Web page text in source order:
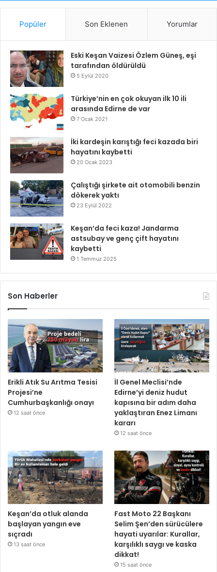
Popüler Son Eklenen Yorumlar
Eski Keşan Vaizesi Özlem Güneş, eşi
tarafından öldürüldü
5 Eylül 2020
Türkiye’nin en çok okuyan ilk 10 ili
arasında Edirne de var
7 Ocak 2021
İki kardeşin karıştığı feci kazada biri
hayatını kaybetti
20 Ocak 2023
Çalıştığı şirkete ait otomobili benzin
dökerek yaktı
23 Eylül 2022
Keşan’da feci kaza! Jandarma
astsubay ve genç çift hayatını
kaybetti
1 Temmuz 2025
Son Haberler
Erikli Atık Su Arıtma Tesisi
Projesi’ne
Cumhurbaşkanlığı onayı
12 saat önce
İl Genel Meclisi’nde
Edirne’yi deniz hudut
kapısına bir adım daha
yaklaştıran Enez Limanı
kararı
12 saat önce
Keşan’da otluk alanda
başlayan yangın eve
sıçradı
13 saat önce
Fast Moto 22 Başkanı
Selim Şen’den sürücülere
hayati uyarılar: Kurallar,
karşılıklı saygı ve kaska
dikkat!
15 saat önce